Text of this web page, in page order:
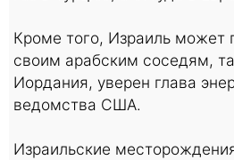
Кроме того, Израиль может
своим арабским соседям,
Иордания, уверен глава
ведомства США.
Израильские